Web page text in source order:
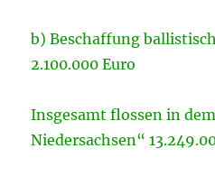
b) Beschaffung
2.100.000 Euro
Insgesamt flossen in
Niedersachsen“